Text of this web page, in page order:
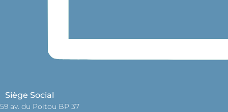
Siège Social
59 av. du Poitou BP 37